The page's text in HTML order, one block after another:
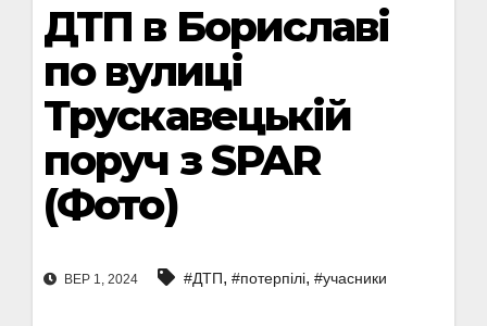
ДТП в Бориславі
по вулиці
Трускавецькій
поруч з SPAR
(Фото)
ВЕР 1, 2024 #ДТП, #потерпілі, #учасники